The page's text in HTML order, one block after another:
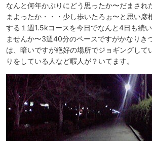
なんと何年かぶりにどう思ったか〜だまされ
まよったか・・・少し歩いたろぉ〜と思い彦
する１週1.5kコースを今日でなんと4日も続
ませんか〜3週40分のペースですがかなりき
は、暗いですが絶好の場所でジョギングして
りをしている人など暇人が？いてます。